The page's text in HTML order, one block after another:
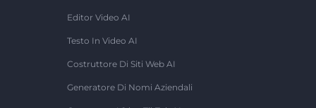
Editor Video AI
Testo In Video AI
Costruttore Di Siti Web AI
Generatore Di Nomi Aziendali